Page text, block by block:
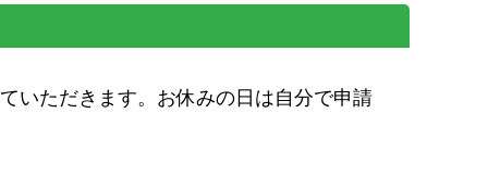
いただきます。お休みの日は自分で申請